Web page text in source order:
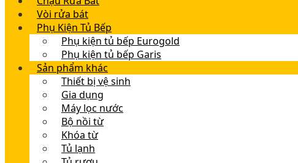
Vòi rửa bát
Phụ Kiện Tủ Bếp
Phụ kiện tủ bếp Eurogold
Phụ kiện tủ bếp Garis
Sản phẩm khác
Thiết bị vệ sinh
Gia dụng
Máy lọc nước
Bộ nồi từ
Khóa từ
Tủ lạnh